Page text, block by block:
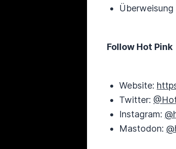
Follow Hot Pink
Website:
Twitter:
Instagram:
Mastodon: